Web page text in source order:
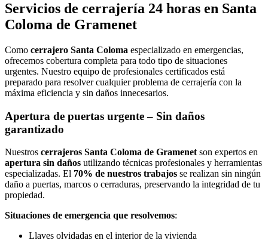
Servicios de cerrajería 24 horas en Santa
Coloma de Gramenet
Como cerrajero Santa Coloma especializado en emergencias,
ofrecemos cobertura completa para todo tipo de situaciones
urgentes. Nuestro equipo de profesionales certificados está
preparado para resolver cualquier problema de cerrajería con la
máxima eficiencia y sin daños innecesarios.
Apertura de puertas urgente – Sin daños
garantizado
Nuestros cerrajeros Santa Coloma de Gramenet son expertos en
apertura sin daños utilizando técnicas profesionales y herramientas
especializadas. El 70% de nuestros trabajos se realizan sin ningún
daño a puertas, marcos o cerraduras, preservando la integridad de tu
propiedad.
Situaciones de emergencia que resolvemos:
Llaves olvidadas en el interior de la vivienda